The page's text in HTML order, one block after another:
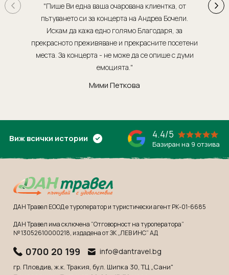
"Пише Ви една ваша очарована клиентка, от
пътуването си за концерта на Андреа Бочели.
Искам да кажа едно голямо Благодаря, за
прекрасното преживяване и прекрасните посетени
места. За концерта - не може да се опише с думи
емоцията."
Мими Петкова
Виж всички истории 4.4/5
Базиран на 9 отзива
ДАН Травел ЕООД е туроператор и туристически агент РК-01-6685
ДАН Травел има сключена “Отговорност на туроператора”
№ 13052610000218, издадена от ЗК „ЛЕВ ИНС” АД
0700 20 199 info@dantravel.bg
гр. Пловдив, ж.к. Тракия, бул. Шипка 30, ТЦ „Сани"